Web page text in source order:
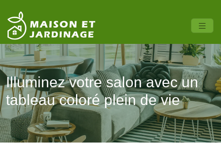
Illuminez votre salon avec un
tableau coloré plein de vie